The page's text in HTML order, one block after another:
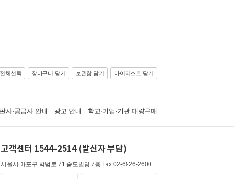
전체선택 장바구니 담기 보관함 담기 마이리스트 담기
사·공급사 안내 광고 안내 학교·기업·기관 대량구매
고객센터 1544-2514 (발신자 부담)
서울시 마포구 백범로 71 숨도빌딩 7층 Fax 02-6926-2600